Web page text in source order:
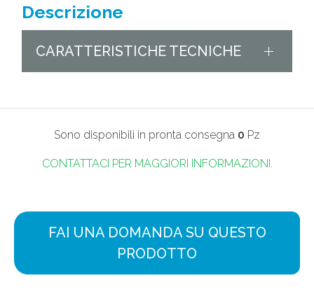
Descrizione
CARATTERISTICHE TECNICHE
Sono disponibili in pronta consegna 0 Pz
CONTATTACI PER MAGGIORI INFORMAZIONI.
FAI UNA DOMANDA SU QUESTO
PRODOTTO